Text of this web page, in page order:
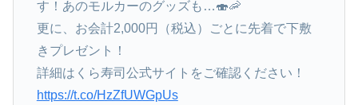
す！あのモルカーのグッズも…🍣🦐
更に、お会計2,000円（税込）ごとに先着で下敷
きプレゼント！
詳細はくら寿司公式サイトをご確認ください！
https://t.co/HzZfUWGpUs